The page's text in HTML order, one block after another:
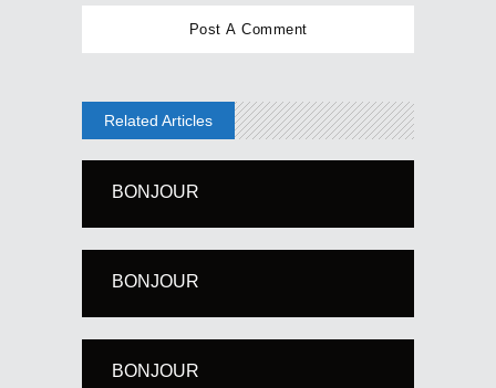
Related Articles
BONJOUR
BONJOUR
BONJOUR